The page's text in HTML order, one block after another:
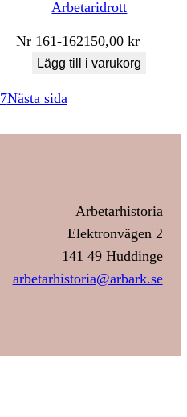
Arbetaridrott
Nr 161-162150,00kr
Lägg till i varukorg
7Nästa sida
Arbetarhistoria
Elektronvägen 2
141 49 Huddinge
arbetarhistoria@arbark.se